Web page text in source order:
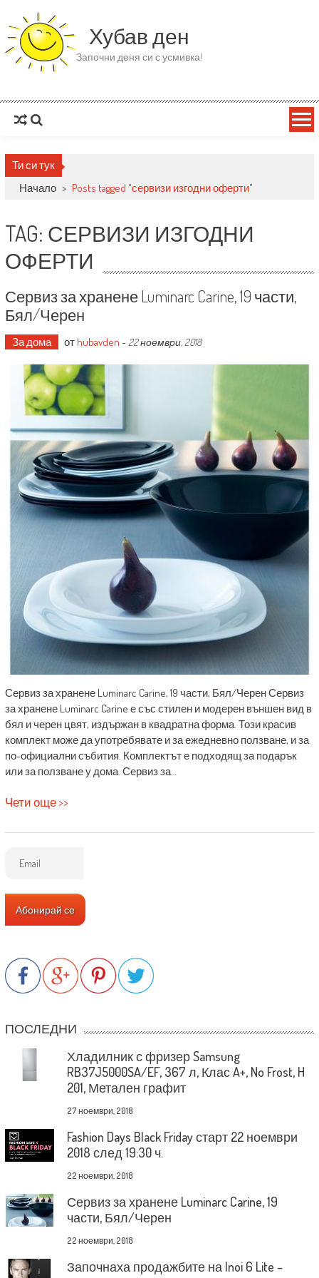
Хубав ден
Започни деня си с усмивка!
Ти си тук
Начало > Posts tagged "сервизи изгодни оферти"
TAG: СЕРВИЗИ ИЗГОДНИ
ОФЕРТИ
Сервиз за хранене Luminarc Carine, 19 части,
Бял/Черен
За дома от hubavden - 22 ноември, 2018
Сервиз за хранене Luminarc Carine, 19 части, Бял/Черен Сервиз
за хранене Luminarc Carine е със стилен и модерен външен вид в
бял и черен цвят, издържан в квадратна форма. Този красив
комплект може да употребявате и за ежедневно ползване, и за
по-официални събития. Комплектът е подходящ за подарък
или за ползване у дома. Сервиз за…
Чети още >>
ПОСЛЕДНИ
Хладилник с фризер Samsung
RB37J5000SA/EF, 367 л, Клас A+, No Frost, H
201, Метален графит
27 ноември, 2018
Fashion Days Black Friday старт 22 ноември
2018 след 19:30 ч.
22 ноември, 2018
Сервиз за хранене Luminarc Carine, 19
части, Бял/Черен
22 ноември, 2018
Започнаха продажбите на Inoi 6 Lite –